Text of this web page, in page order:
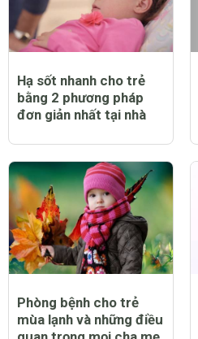
Hạ sốt nhanh cho trẻ
bằng 2 phương pháp
đơn giản nhất tại nhà
Phòng bệnh cho trẻ
mùa lạnh và những điều